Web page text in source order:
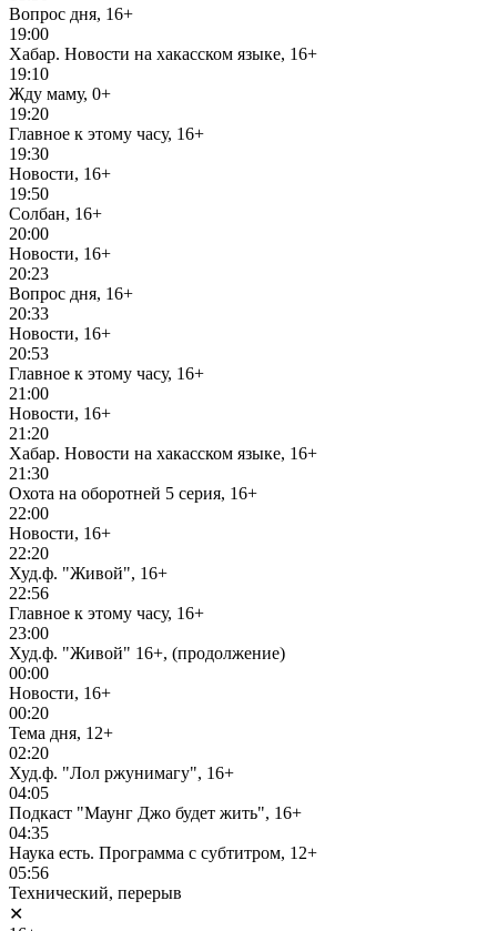
Вопрос дня, 16+
19:00
Хабар. Новости на хакасском языке, 16+
19:10
Жду маму, 0+
19:20
Главное к этому часу, 16+
19:30
Новости, 16+
19:50
Солбан, 16+
20:00
Новости, 16+
20:23
Вопрос дня, 16+
20:33
Новости, 16+
20:53
Главное к этому часу, 16+
21:00
Новости, 16+
21:20
Хабар. Новости на хакасском языке, 16+
21:30
Охота на оборотней 5 серия, 16+
22:00
Новости, 16+
22:20
Худ.ф. "Живой", 16+
22:56
Главное к этому часу, 16+
23:00
Худ.ф. "Живой" 16+, (продолжение)
00:00
Новости, 16+
00:20
Тема дня, 12+
02:20
Худ.ф. "Лол ржунимагу", 16+
04:05
Подкаст "Маунг Джо будет жить", 16+
04:35
Наука есть. Программа с субтитром, 12+
05:56
Технический, перерыв
✕